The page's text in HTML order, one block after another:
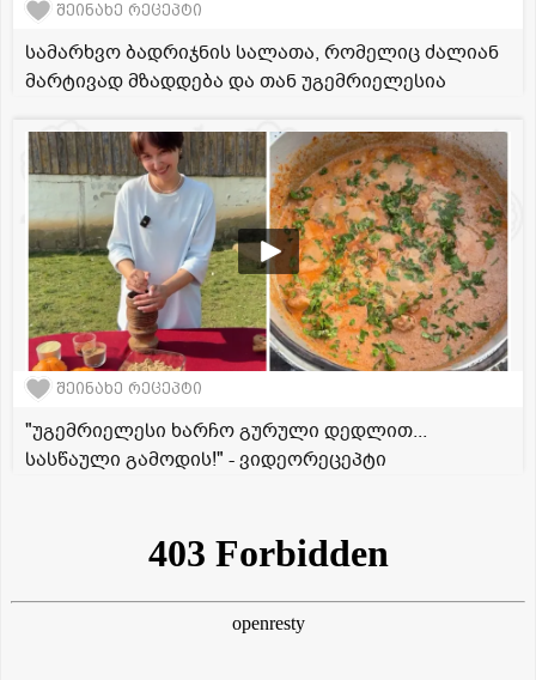
შეინახე რეცეპტი
სამარხვო ბადრიჯნის სალათა, რომელიც ძალიან
მარტივად მზადდება და თან უგემრიელესია
შეინახე რეცეპტი
"უგემრიელესი ხარჩო გურული დედლით...
სასწაული გამოდის!" - ვიდეორეცეპტი